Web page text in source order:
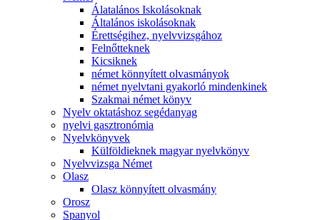
Álatalános Iskolásoknak
Általános iskolásoknak
Érettségihez, nyelvvizsgához
Felnőtteknek
Kicsiknek
német könnyített olvasmányok
német nyelvtani gyakorló mindenkinek
Szakmai német könyv
Nyelv oktatáshoz segédanyag
nyelvi gasztronómia
Nyelvkönyvek
Külföldieknek magyar nyelvkönyv
Nyelvvizsga Német
Olasz
Olasz könnyített olvasmány
Orosz
Spanyol